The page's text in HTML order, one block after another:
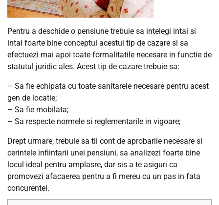
Pentru a deschide o pensiune trebuie sa intelegi intai si
intai foarte bine conceptul acestui tip de cazare si sa
efectuezi mai apoi toate formalitatile necesare in functie de
statutul juridic ales. Acest tip de cazare trebuie sa:
– Sa fie echipata cu toate sanitarele necesare pentru acest
gen de locatie;
– Sa fie mobilata;
– Sa respecte normele si reglementarile in vigoare;
Drept urmare, trebuie sa tii cont de aprobarile necesare si
cerintele infiintarii unei pensiuni, sa analizezi foarte bine
locul ideal pentru amplasre, dar sis a te asiguri ca
promovezi afacaerea pentru a fi mereu cu un pas in fata
concurentei.